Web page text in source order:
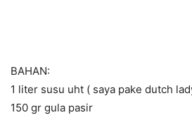
BAHAN:
1 liter susu uht ( saya pake dutch
150 gr gula pasir